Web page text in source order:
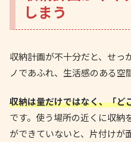
しまう
収納計画が不十分だと、せっ
ノであふれ、生活感のある空
収納は量だけではなく、「ど
です。使う場所の近くに収納
ができていないと、片付けが